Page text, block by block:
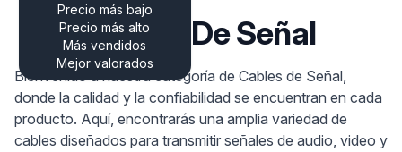
Precio más bajo
Precio más alto
Más vendidos
Mejor valorados
Cables De Señal
Bienvenido a nuestra categoría de Cables de Señal,
donde la calidad y la confiabilidad se encuentran en cada
producto. Aquí, encontrarás una amplia variedad de
cables diseñados para transmitir señales de audio, video y